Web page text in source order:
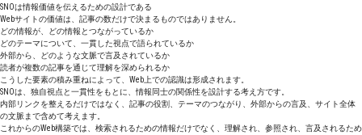
SNOは情報価値を伝えるための設計である
Webサイトの価値は、記事の数だけで決まるものではありません。
どの情報が、どの情報とつながっているか
どのテーマについて、一貫した視点で語られているか
外部から、どのような文脈で言及されているか
読者が複数の記事を通じて理解を深められるか
こうした要素の積み重ねによって、Web上での認識は形成されます。
SNOは、独自視点と一貫性をもとに、情報同士の関係性を設計する考え方です。
内部リンクを整えるだけではなく、記事の役割、テーマのつながり、外部からの言及、サイト全体
の文脈まで含めて考えます。
これからのWeb構築では、検索されるための情報だけでなく、理解され、参照され、言及されるため